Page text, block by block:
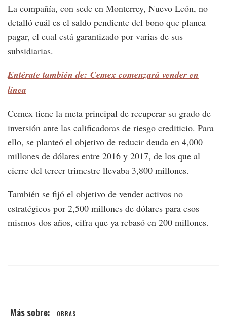
La compañía, con sede en Monterrey, Nuevo León, no
detalló cuál es el saldo pendiente del bono que planea
pagar, el cual está garantizado por varias de sus
subsidiarias.
Entérate también de: Cemex comenzará vender en
línea
Cemex tiene la meta principal de recuperar su grado de
inversión ante las calificadoras de riesgo crediticio. Para
ello, se planteó el objetivo de reducir deuda en 4,000
millones de dólares entre 2016 y 2017, de los que al
cierre del tercer trimestre llevaba 3,800 millones.
También se fijó el objetivo de vender activos no
estratégicos por 2,500 millones de dólares para esos
mismos dos años, cifra que ya rebasó en 200 millones.
OBRAS